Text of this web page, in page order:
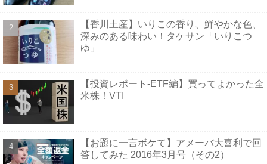
【香川土産】いりこの香り、鮮やかな色、
深みのある味わい！タケサン「いりこつ
ゆ」
【投資レポート-ETF編】買ってよかった全
米株！VTI
【お題に一言ボケて】アメーバ大喜利で回
答してみた 2016年3月号（その2）